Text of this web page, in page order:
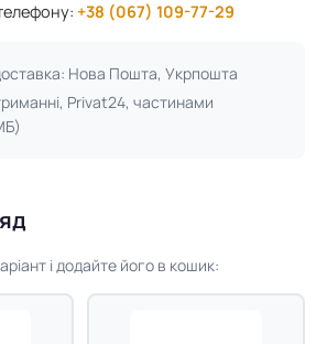
+38 (067) 109-77-29
Нова Пошта, Укрпошта
Privat24, частинами
і додайте його в кошик: